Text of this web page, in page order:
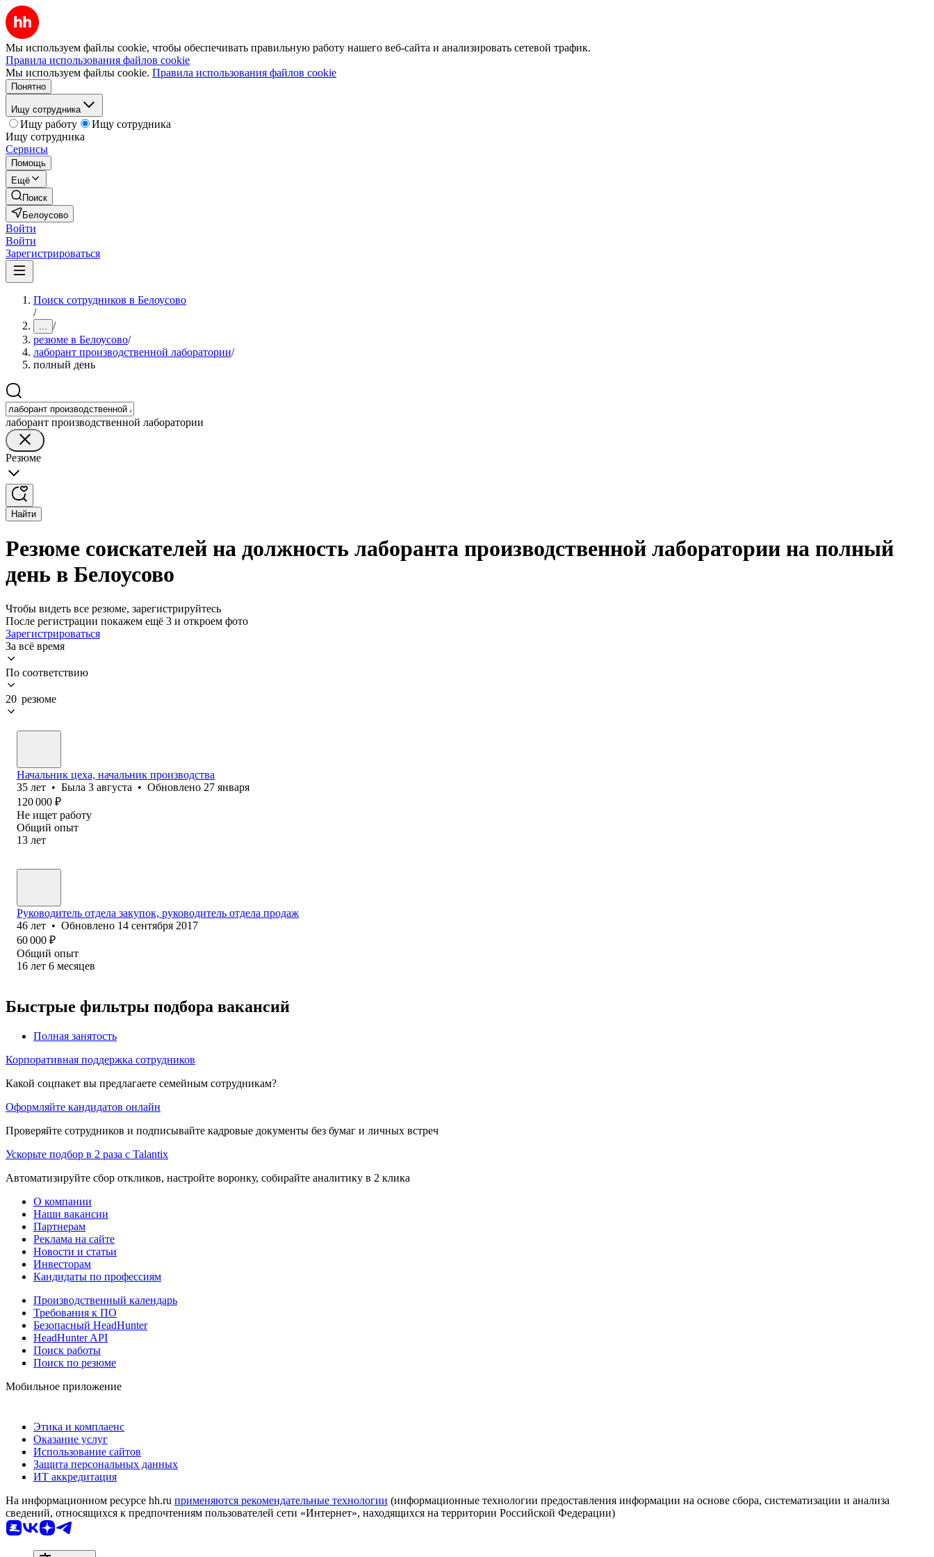
Мы используем файлы cookie, чтобы обеспечивать правильную работу нашего веб-сайта и анализировать сетевой трафик.
Правила использования файлов cookie
Мы используем файлы cookie. Правила использования файлов cookie
Понятно
Ищу сотрудника
Ищу работу
Ищу сотрудника
Ищу сотрудника
Сервисы
Помощь
Ещё
Поиск
Белоусово
Войти
Войти
Зарегистрироваться
Поиск сотрудников в Белоусово
/
... /
резюме в Белоусово/
лаборант производственной лаборатории/
полный день
лаборант производственной лаборатории
Резюме
Найти
Резюме соискателей на должность лаборанта производственной лаборатории на полный
день в Белоусово
Чтобы видеть все резюме, зарегистрируйтесь
После регистрации покажем ещё 3 и откроем фото
Зарегистрироваться
За всё время
По соответствию
20 резюме
Начальник цеха, начальник производства
35 лет • Была 3 августа • Обновлено 27 января
120 000 ₽
Не ищет работу
Общий опыт
13 лет
Руководитель отдела закупок, руководитель отдела продаж
46 лет • Обновлено 14 сентября 2017
60 000 ₽
Общий опыт
16 лет 6 месяцев
Быстрые фильтры подбора вакансий
Полная занятость
Корпоративная поддержка сотрудников
Какой соцпакет вы предлагаете семейным сотрудникам?
Оформляйте кандидатов онлайн
Проверяйте сотрудников и подписывайте кадровые документы без бумаг и личных встреч
Ускорьте подбор в 2 раза с Talantix
Автоматизируйте сбор откликов, настройте воронку, собирайте аналитику в 2 клика
О компании
Наши вакансии
Партнерам
Реклама на сайте
Новости и статьи
Инвесторам
Кандидаты по профессиям
Производственный календарь
Требования к ПО
Безопасный HeadHunter
HeadHunter API
Поиск работы
Поиск по резюме
Мобильное приложение
Этика и комплаенс
Оказание услуг
Использование сайтов
Защита персональных данных
ИТ аккредитация
На информационном ресурсе hh.ru применяются рекомендательные технологии (информационные технологии предоставления информации на основе сбора, систематизации и анализа
сведений, относящихся к предпочтениям пользователей сети «Интернет», находящихся на территории Российской Федерации)